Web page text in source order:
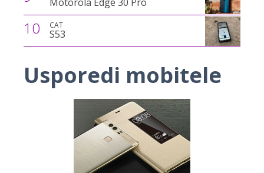
10 CAT
S53
Usporedi mobitele